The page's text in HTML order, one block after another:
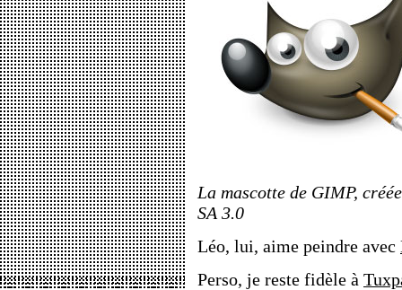
La mascotte de GIMP,
SA 3.0
Léo, lui, aime peindre avec
Perso, je reste fidèle à